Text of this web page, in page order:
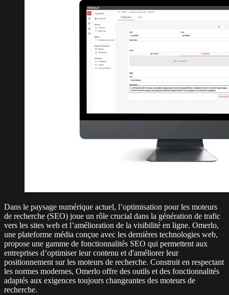
Dans le paysage numérique actuel, l’optimisation pour les moteurs
de recherche (SEO) joue un rôle crucial dans la génération de trafic
vers les sites web et l’amélioration de la visibilité en ligne. Omerlo,
une plateforme média conçue avec les dernières technologies web,
propose une gamme de fonctionnalités SEO qui permettent aux
entreprises d’optimiser leur contenu et d'améliorer leur
positionnement sur les moteurs de recherche. Construit en respectant
les normes modernes, Omerlo offre des outils et des fonctionnalités
adaptés aux exigences toujours changeantes des moteurs de
recherche.